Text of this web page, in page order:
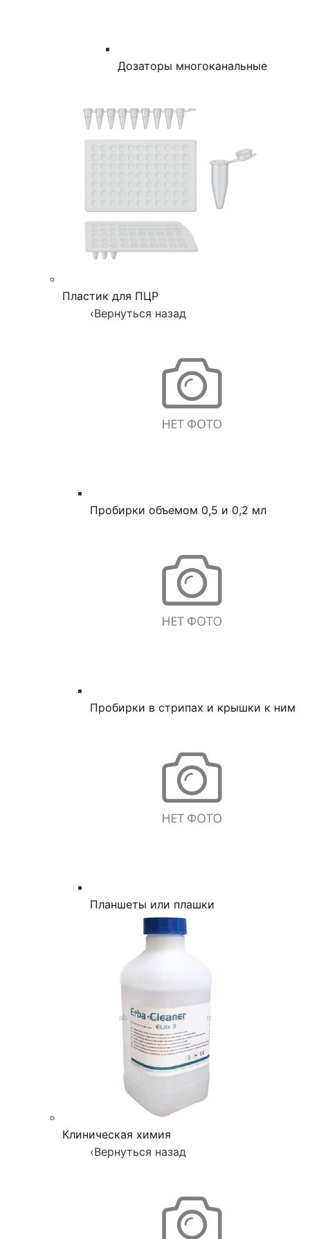
Дозаторы многоканальные
Пластик для ПЦР
‹Вернуться назад
Пробирки объемом 0,5 и 0,2 мл
Пробирки в стрипах и крышки к ним
Планшеты или плашки
Клиническая химия
‹Вернуться назад